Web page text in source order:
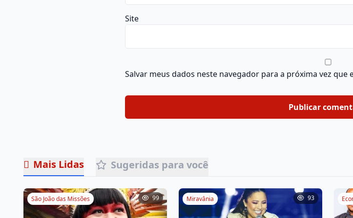
Site
Salvar meus dados neste navegador para a próxima vez que
Mais Lidas Sugeridas para você
São João das Missões 99 Miravânia 93